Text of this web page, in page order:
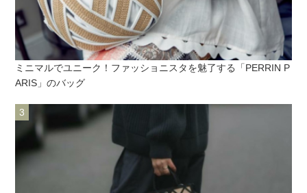
ミニマルでユニーク！ファッショニスタを魅了する「PERRIN P
ARIS」のバッグ